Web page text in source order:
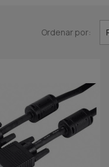
Ordenar por: